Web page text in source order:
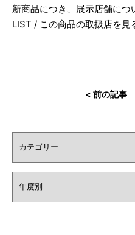
新商品につき、展示店舗に
LIST / この商品の取扱店を見
< 前の記事